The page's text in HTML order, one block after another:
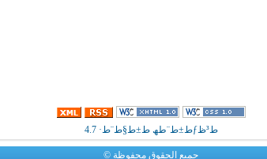
ط³ظƒط±ط¨طھ ط±ط§ط¨ط· 4.7
جميع الحقوق محفوظة ©